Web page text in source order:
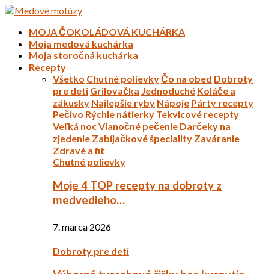
MOJA ČOKOLÁDOVÁ KUCHÁRKA
Moja medová kuchárka
Moja storočná kuchárka
Recepty
Všetko Chutné polievkyČo na obed Dobroty
pre deti Grilovačka Jednoduché Koláče a
zákusky Najlepšie ryby Nápoje Párty recepty
Pečivo Rýchle nátierky Tekvicové recepty
Veľká nocVianočné pečenie Darčeky na
zjedenie Zabíjačkové špeciality Zaváranie
Zdravé a fit
Chutné polievky
Moje 4 TOP recepty na dobroty z
medvedieho…
7. marca 2026
Dobroty pre deti